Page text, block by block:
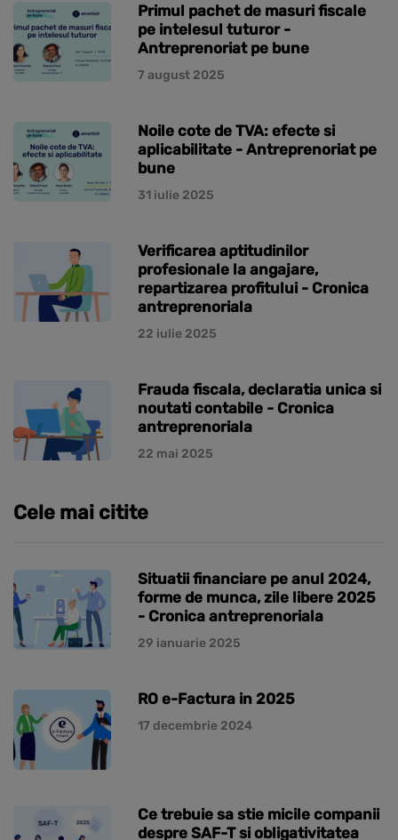
Primul pachet de masuri fiscale
pe intelesul tuturor -
Antreprenoriat pe bune
7 august 2025
Noile cote de TVA: efecte si
aplicabilitate - Antreprenoriat pe
bune
31 iulie 2025
Verificarea aptitudinilor
profesionale la angajare,
repartizarea profitului - Cronica
antreprenoriala
22 iulie 2025
Frauda fiscala, declaratia unica si
noutati contabile - Cronica
antreprenoriala
22 mai 2025
Cele mai citite
Situatii financiare pe anul 2024,
forme de munca, zile libere 2025
- Cronica antreprenoriala
29 ianuarie 2025
RO e-Factura in 2025
17 decembrie 2024
Ce trebuie sa stie micile companii
despre SAF-T si obligativitatea